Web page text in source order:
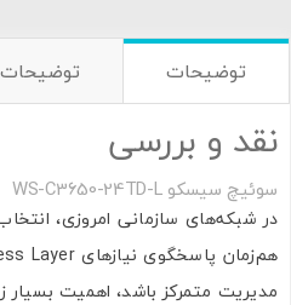
توضیحات
نقد و بررسی
سوئیچ سیسکو WS-C3650-24TD-L
در شبکه‌های سازمانی امروزی،
مدیریت متمرکز باشد، اهمیت بسیار